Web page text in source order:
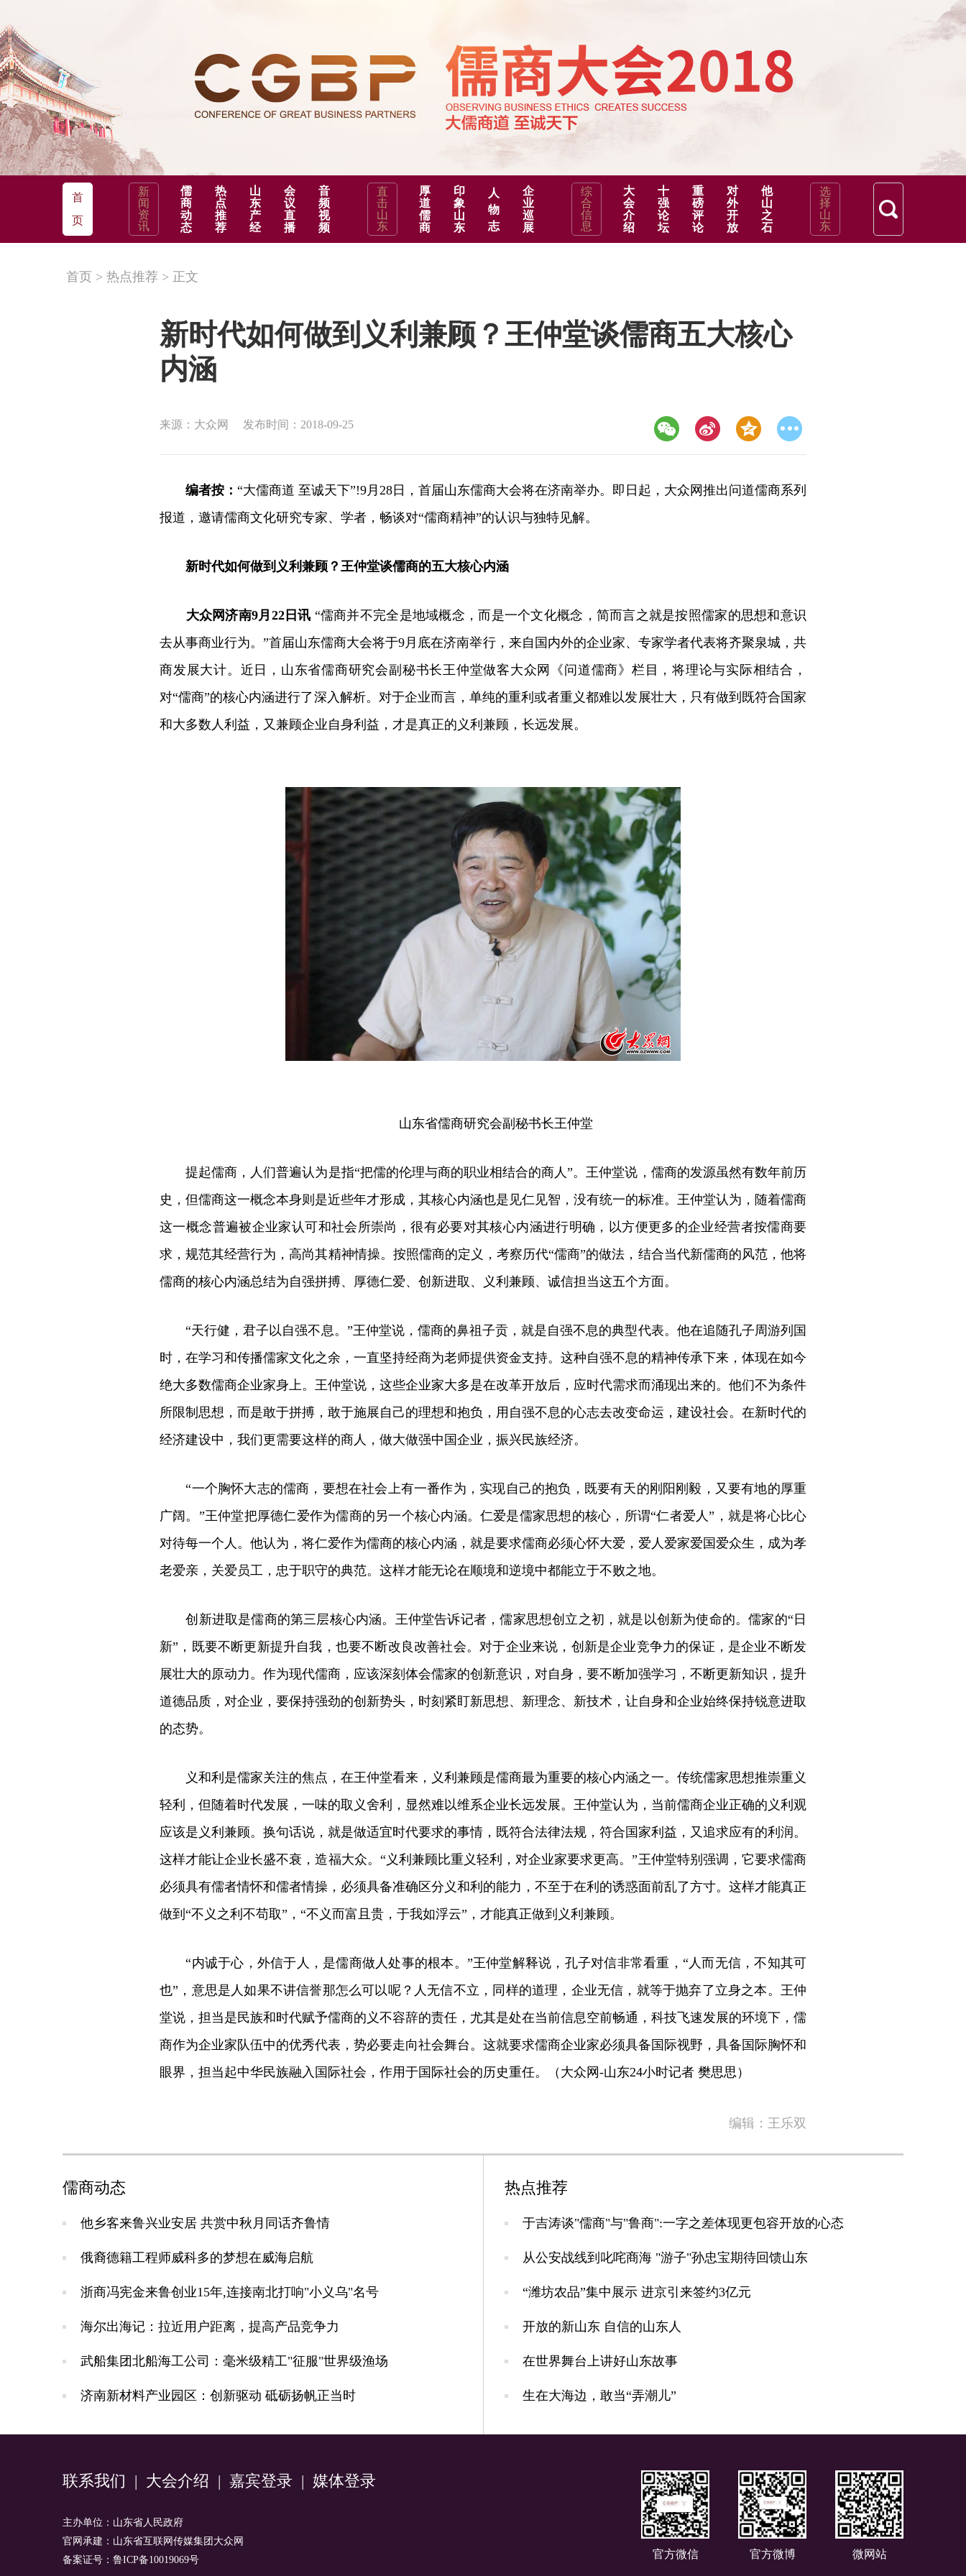
首
页
新
闻
资
讯
儒
商
动
态
热
点
推
荐
山
东
产
经
会
议
直
播
音
频
视
频
直
击
山
东
厚
道
儒
商
印
象
山
东
人
物
志
企
业
巡
展
综
合
信
息
大
会
介
绍
十
强
论
坛
重
磅
评
论
对
外
开
放
他
山
之
石
选
择
山
东
首页 > 热点推荐 > 正文
新时代如何做到义利兼顾？王仲堂谈儒商五大核心
内涵
来源：大众网 发布时间：2018-09-25
编者按： “大儒商道 至诚天下”!9月28日，首届山东儒商大会将在济南举办。即日起，大众网推出问道儒商系列
报道，邀请儒商文化研究专家、学者，畅谈对“儒商精神”的认识与独特见解。
新时代如何做到义利兼顾？王仲堂谈儒商的五大核心内涵
大众网济南9月22日讯 “儒商并不完全是地域概念，而是一个文化概念，简而言之就是按照儒家的思想和意识
去从事商业行为。”首届山东儒商大会将于9月底在济南举行，来自国内外的企业家、专家学者代表将齐聚泉城，共
商发展大计。近日，山东省儒商研究会副秘书长王仲堂做客大众网《问道儒商》栏目，将理论与实际相结合，
对“儒商”的核心内涵进行了深入解析。对于企业而言，单纯的重利或者重义都难以发展壮大，只有做到既符合国家
和大多数人利益，又兼顾企业自身利益，才是真正的义利兼顾，长远发展。
山东省儒商研究会副秘书长王仲堂
提起儒商，人们普遍认为是指“把儒的伦理与商的职业相结合的商人”。王仲堂说，儒商的发源虽然有数年前历
史，但儒商这一概念本身则是近些年才形成，其核心内涵也是见仁见智，没有统一的标准。王仲堂认为，随着儒商
这一概念普遍被企业家认可和社会所崇尚，很有必要对其核心内涵进行明确，以方便更多的企业经营者按儒商要
求，规范其经营行为，高尚其精神情操。按照儒商的定义，考察历代“儒商”的做法，结合当代新儒商的风范，他将
儒商的核心内涵总结为自强拼搏、厚德仁爱、创新进取、义利兼顾、诚信担当这五个方面。
“天行健，君子以自强不息。”王仲堂说，儒商的鼻祖子贡，就是自强不息的典型代表。他在追随孔子周游列国
时，在学习和传播儒家文化之余，一直坚持经商为老师提供资金支持。这种自强不息的精神传承下来，体现在如今
绝大多数儒商企业家身上。王仲堂说，这些企业家大多是在改革开放后，应时代需求而涌现出来的。他们不为条件
所限制思想，而是敢于拼搏，敢于施展自己的理想和抱负，用自强不息的心志去改变命运，建设社会。在新时代的
经济建设中，我们更需要这样的商人，做大做强中国企业，振兴民族经济。
“一个胸怀大志的儒商，要想在社会上有一番作为，实现自己的抱负，既要有天的刚阳刚毅，又要有地的厚重
广阔。”王仲堂把厚德仁爱作为儒商的另一个核心内涵。仁爱是儒家思想的核心，所谓“仁者爱人”，就是将心比心
对待每一个人。他认为，将仁爱作为儒商的核心内涵，就是要求儒商必须心怀大爱，爱人爱家爱国爱众生，成为孝
老爱亲，关爱员工，忠于职守的典范。这样才能无论在顺境和逆境中都能立于不败之地。
创新进取是儒商的第三层核心内涵。王仲堂告诉记者，儒家思想创立之初，就是以创新为使命的。儒家的“日
新”，既要不断更新提升自我，也要不断改良改善社会。对于企业来说，创新是企业竞争力的保证，是企业不断发
展壮大的原动力。作为现代儒商，应该深刻体会儒家的创新意识，对自身，要不断加强学习，不断更新知识，提升
道德品质，对企业，要保持强劲的创新势头，时刻紧盯新思想、新理念、新技术，让自身和企业始终保持锐意进取
的态势。
义和利是儒家关注的焦点，在王仲堂看来，义利兼顾是儒商最为重要的核心内涵之一。传统儒家思想推崇重义
轻利，但随着时代发展，一味的取义舍利，显然难以维系企业长远发展。王仲堂认为，当前儒商企业正确的义利观
应该是义利兼顾。换句话说，就是做适宜时代要求的事情，既符合法律法规，符合国家利益，又追求应有的利润。
这样才能让企业长盛不衰，造福大众。“义利兼顾比重义轻利，对企业家要求更高。”王仲堂特别强调，它要求儒商
必须具有儒者情怀和儒者情操，必须具备准确区分义和利的能力，不至于在利的诱惑面前乱了方寸。这样才能真正
做到“不义之利不苟取”，“不义而富且贵，于我如浮云”，才能真正做到义利兼顾。
“内诚于心，外信于人，是儒商做人处事的根本。”王仲堂解释说，孔子对信非常看重，“人而无信，不知其可
也”，意思是人如果不讲信誉那怎么可以呢？人无信不立，同样的道理，企业无信，就等于抛弃了立身之本。王仲
堂说，担当是民族和时代赋予儒商的义不容辞的责任，尤其是处在当前信息空前畅通，科技飞速发展的环境下，儒
商作为企业家队伍中的优秀代表，势必要走向社会舞台。这就要求儒商企业家必须具备国际视野，具备国际胸怀和
眼界，担当起中华民族融入国际社会，作用于国际社会的历史重任。
（大众网-山东24小时记者 樊思思）
编辑：王乐双
儒商动态
他乡客来鲁兴业安居 共赏中秋月同话齐鲁情
俄裔德籍工程师威科多的梦想在威海启航
浙商冯宪金来鲁创业15年,连接南北打响"小义乌"名号
海尔出海记：拉近用户距离，提高产品竞争力
武船集团北船海工公司：毫米级精工"征服"世界级渔场
济南新材料产业园区：创新驱动 砥砺扬帆正当时
热点推荐
于吉涛谈"儒商"与"鲁商":一字之差体现更包容开放的心态
从公安战线到叱咤商海 "游子"孙忠宝期待回馈山东
“潍坊农品”集中展示 进京引来签约3亿元
开放的新山东 自信的山东人
在世界舞台上讲好山东故事
生在大海边，敢当“弄潮儿”
联系我们 | 大会介绍 | 嘉宾登录 | 媒体登录
主办单位：山东省人民政府
官网承建：山东省互联网传媒集团大众网
备案证号：鲁ICP备10019069号
微网站
官方微博
官方微信